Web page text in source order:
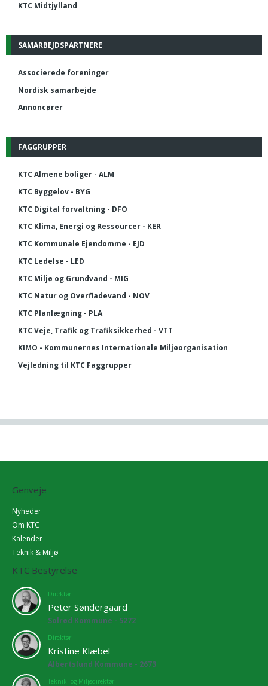
KTC Midtjylland
SAMARBEJDSPARTNERE
Associerede foreninger
Nordisk samarbejde
Annoncører
FAGGRUPPER
KTC Almene boliger - ALM
KTC Byggelov - BYG
KTC Digital forvaltning - DFO
KTC Klima, Energi og Ressourcer - KER
KTC Kommunale Ejendomme - EJD
KTC Ledelse - LED
KTC Miljø og Grundvand - MIG
KTC Natur og Overfladevand - NOV
KTC Planlægning - PLA
KTC Veje, Trafik og Trafiksikkerhed - VTT
KIMO - Kommunernes Internationale Miljøorganisation
Vejledning til KTC Faggrupper
Genveje
Nyheder
Om KTC
Kalender
Teknik & Miljø
KTC Bestyrelse
Direktør
Peter Søndergaard
Solrød Kommune - 5272
Direktør
Kristine Klæbel
Albertslund Kommune - 2673
Teknik- og Miljødirektør